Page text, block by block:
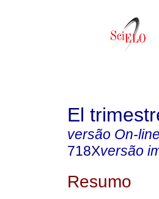
El
versão On-line
718Xversão
Resumo